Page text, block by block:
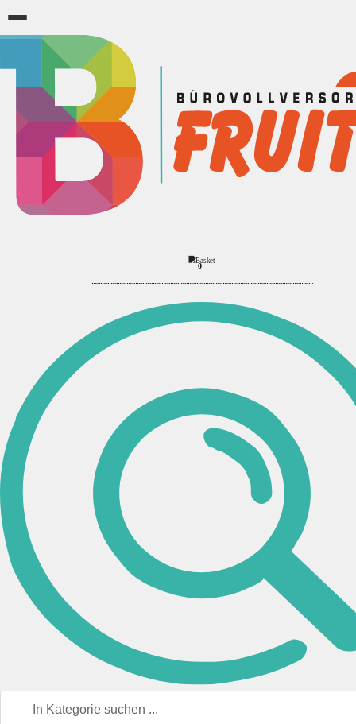
0
Betriebsausstattung
Fahrräder & Zubehör
Luftpumpe ›
Sortierung:
Anzeigen:
Marke
Fischer
Relaxdays GmbH
(1)
Ausführung
Fahrrad-Mini -Pumpe
Standpumpe
Manometer
inkl. Manometer
(1)
(L) 560 mm (1)